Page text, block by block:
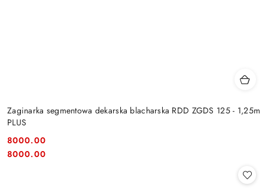
Zaginarka segmentowa dekarska blacharska RDD ZGDS 125 - 1,25m
PLUS
Cena:
8000.00
Cena:
8000.00